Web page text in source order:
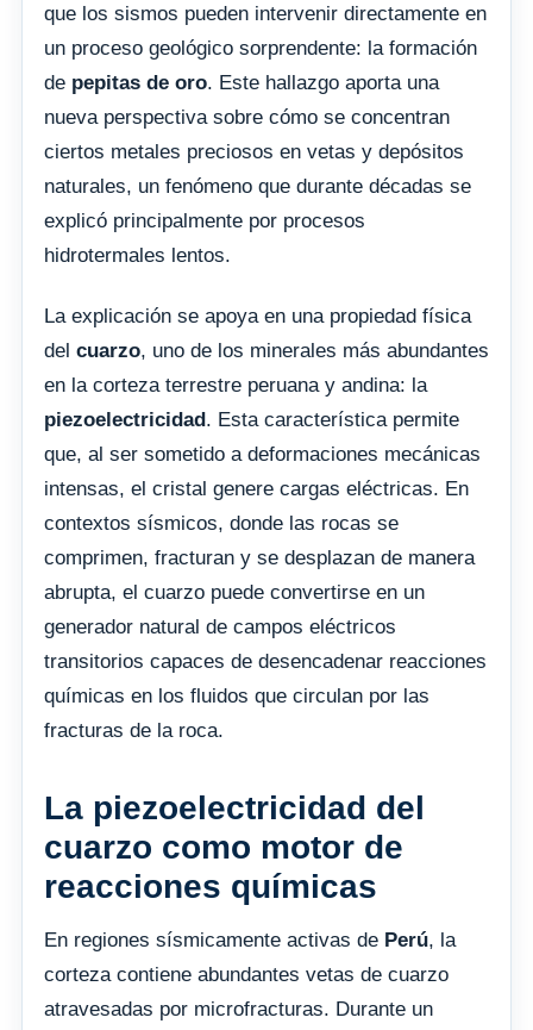
que los sismos pueden intervenir directamente en
un proceso geológico sorprendente: la formación
de pepitas de oro. Este hallazgo aporta una
nueva perspectiva sobre cómo se concentran
ciertos metales preciosos en vetas y depósitos
naturales, un fenómeno que durante décadas se
explicó principalmente por procesos
hidrotermales lentos.
La explicación se apoya en una propiedad física
del cuarzo, uno de los minerales más abundantes
en la corteza terrestre peruana y andina: la
piezoelectricidad. Esta característica permite
que, al ser sometido a deformaciones mecánicas
intensas, el cristal genere cargas eléctricas. En
contextos sísmicos, donde las rocas se
comprimen, fracturan y se desplazan de manera
abrupta, el cuarzo puede convertirse en un
generador natural de campos eléctricos
transitorios capaces de desencadenar reacciones
químicas en los fluidos que circulan por las
fracturas de la roca.
La piezoelectricidad del
cuarzo como motor de
reacciones químicas
En regiones sísmicamente activas de Perú, la
corteza contiene abundantes vetas de cuarzo
atravesadas por microfracturas. Durante un